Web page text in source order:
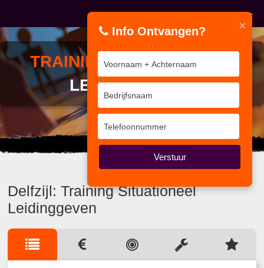
TRAININGSITUATIONEEL
LEIDINGGEVEN
Ziet u het detail of het geheel?
Delfzijl: Training Situationeel
Leidinggeven
×
Info Ontvangen?
Verstuur